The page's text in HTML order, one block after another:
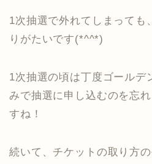
1次抽選で外れてしまっても
りがたいです(*^^*)
1次抽選の頃は丁度ゴールデ
みで抽選に申し込むのを忘
すね！
続いて、チケットの取り方